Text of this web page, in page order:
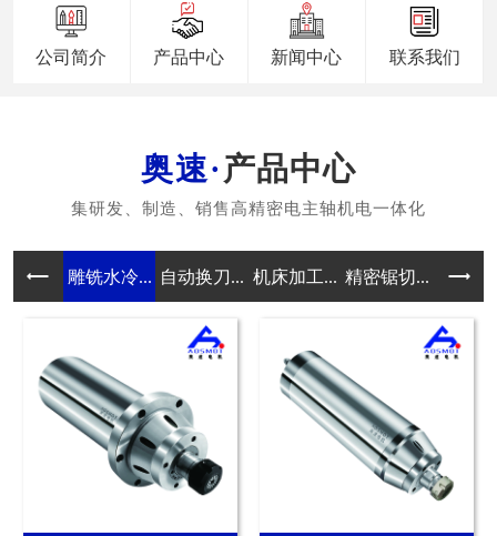
公司简介 产品中心 新闻中心 联系我们
产品中心
雕铣水冷... 自动换刀... 机床加工... 精密锯切... 磨削